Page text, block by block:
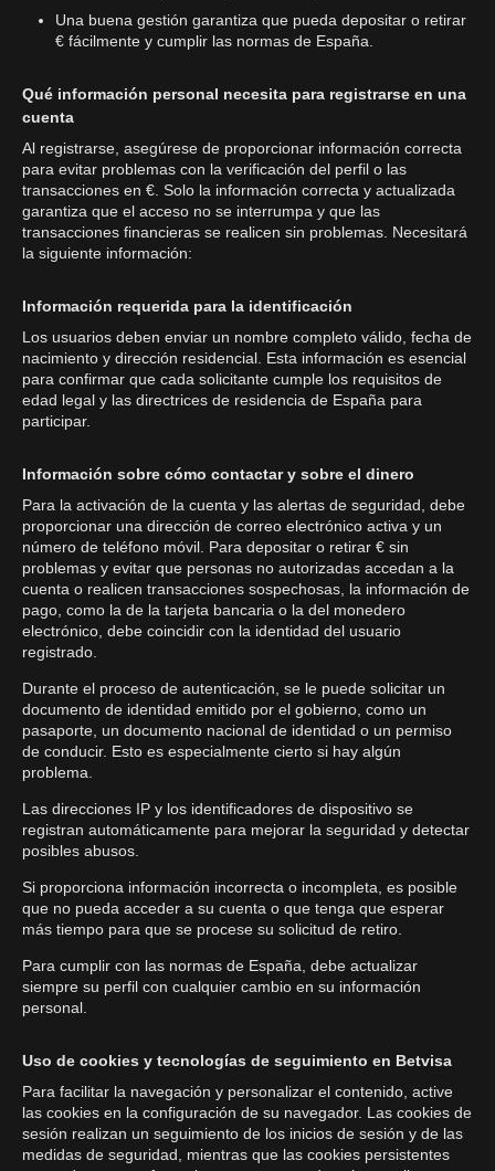
Una buena gestión garantiza que pueda depositar o retirar
€ fácilmente y cumplir las normas de España.
Qué información personal necesita para registrarse en una
cuenta
Al registrarse, asegúrese de proporcionar información correcta
para evitar problemas con la verificación del perfil o las
transacciones en €. Solo la información correcta y actualizada
garantiza que el acceso no se interrumpa y que las
transacciones financieras se realicen sin problemas. Necesitará
la siguiente información:
Información requerida para la identificación
Los usuarios deben enviar un nombre completo válido, fecha de
nacimiento y dirección residencial. Esta información es esencial
para confirmar que cada solicitante cumple los requisitos de
edad legal y las directrices de residencia de España para
participar.
Información sobre cómo contactar y sobre el dinero
Para la activación de la cuenta y las alertas de seguridad, debe
proporcionar una dirección de correo electrónico activa y un
número de teléfono móvil. Para depositar o retirar € sin
problemas y evitar que personas no autorizadas accedan a la
cuenta o realicen transacciones sospechosas, la información de
pago, como la de la tarjeta bancaria o la del monedero
electrónico, debe coincidir con la identidad del usuario
registrado.
Durante el proceso de autenticación, se le puede solicitar un
documento de identidad emitido por el gobierno, como un
pasaporte, un documento nacional de identidad o un permiso
de conducir. Esto es especialmente cierto si hay algún
problema.
Las direcciones IP y los identificadores de dispositivo se
registran automáticamente para mejorar la seguridad y detectar
posibles abusos.
Si proporciona información incorrecta o incompleta, es posible
que no pueda acceder a su cuenta o que tenga que esperar
más tiempo para que se procese su solicitud de retiro.
Para cumplir con las normas de España, debe actualizar
siempre su perfil con cualquier cambio en su información
personal.
Uso de cookies y tecnologías de seguimiento en Betvisa
Para facilitar la navegación y personalizar el contenido, active
las cookies en la configuración de su navegador. Las cookies de
sesión realizan un seguimiento de los inicios de sesión y de las
medidas de seguridad, mientras que las cookies persistentes